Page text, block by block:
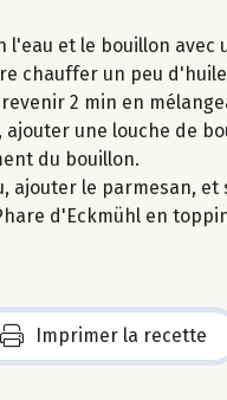
et le bouillon avec
chauffer un peu
2 min en
une louche de
du bouillon.
ajouter le parmesan,
d'Eckmühl en
Imprimer la recette